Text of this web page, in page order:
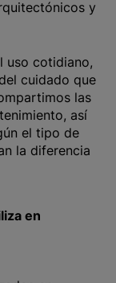
y
uso cotidiano,
cuidado que
las
así
el tipo de
la diferencia
en